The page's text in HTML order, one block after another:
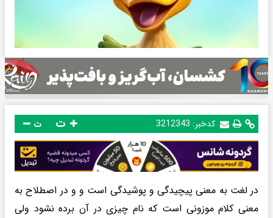
کدخبر: 3212343 ت
در لغت به معنی پیچیدگی و پوشیدگی است و و در اصطلاح به
معنی کلام موزونی است که نام چیزی در آن برده نشود ولی